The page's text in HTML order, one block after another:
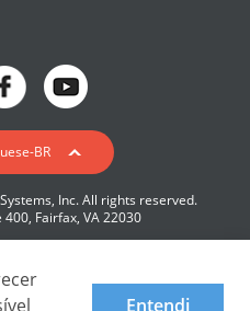
BR
419
Inc. All rights reserved.
Fairfax, VA 22030
Entendi